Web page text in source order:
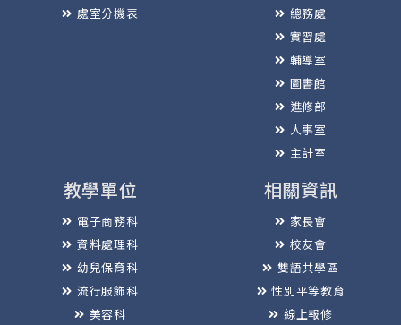
處室分機表
總務處
實習處
輔導室
圖書館
進修部
人事室
主計室
教學單位
電子商務科
資料處理科
幼兒保育科
流行服飾科
美容科
相關資訊
家長會
校友會
雙語共學區
性別平等教育
線上報修